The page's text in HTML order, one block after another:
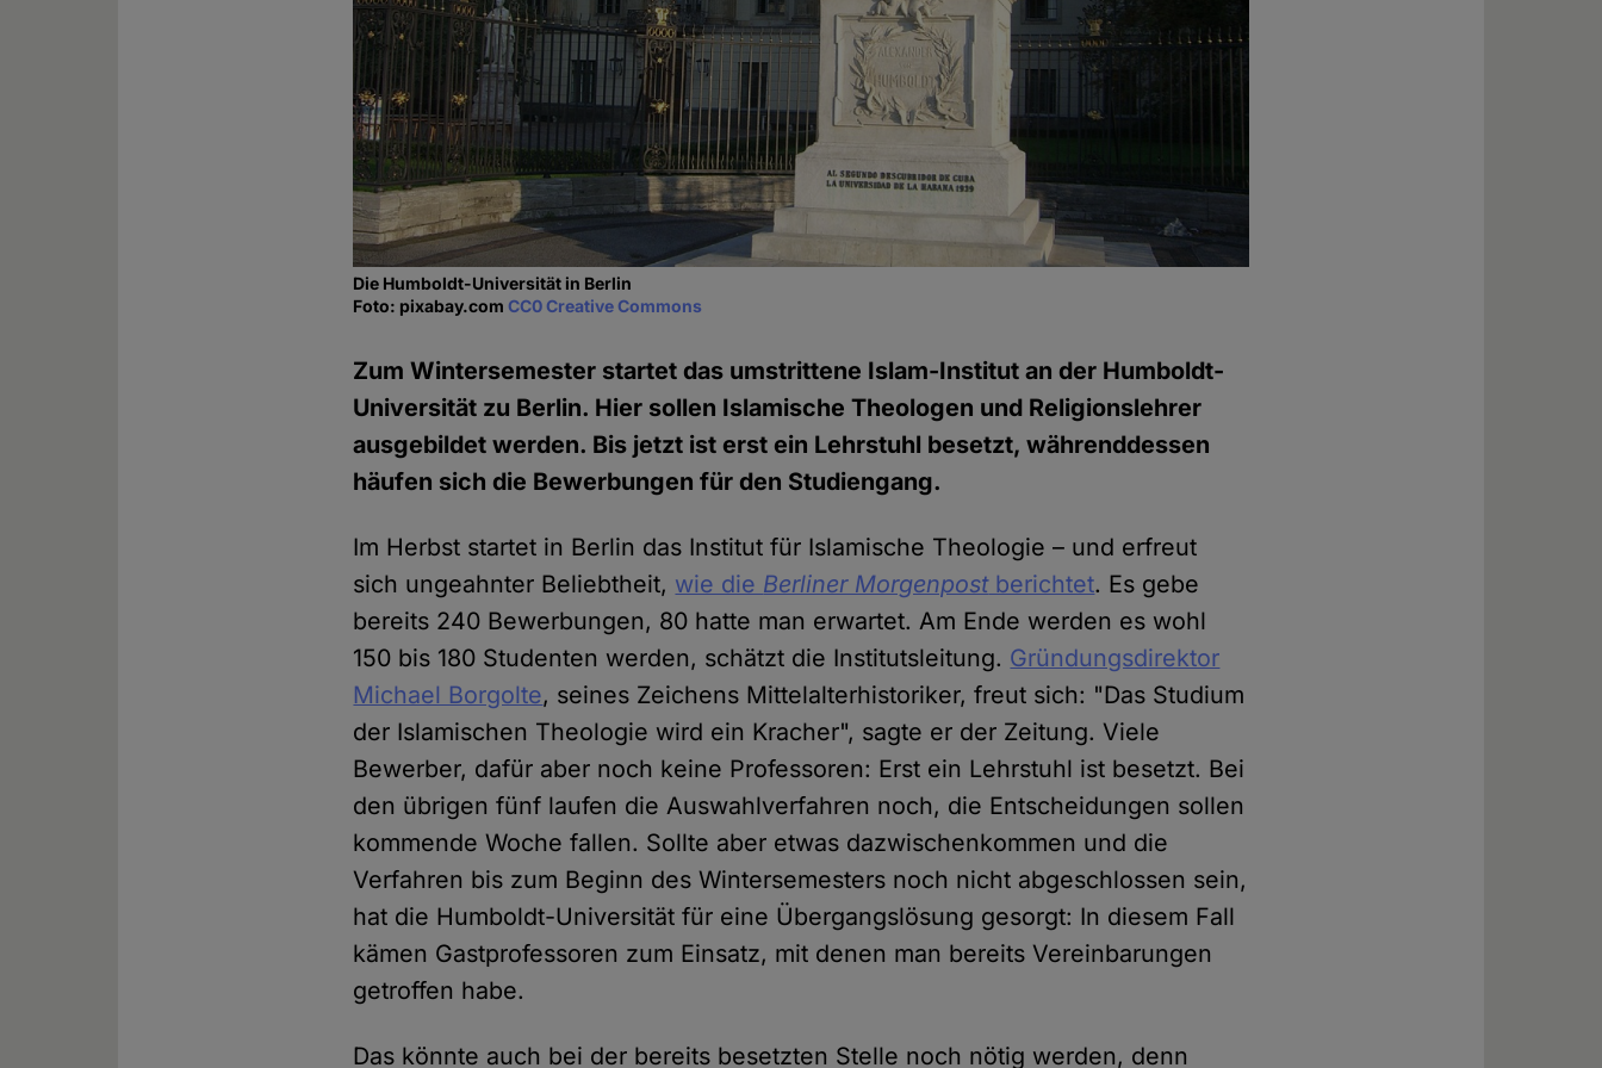
Die Humboldt-Universität in Berlin
Foto: pixabay.comCC0 Creative Commons
Zum Wintersemester startet das umstrittene Islam-Institut an der Humboldt-
Universität zu Berlin. Hier sollen Islamische Theologen und Religionslehrer
ausgebildet werden. Bis jetzt ist erst ein Lehrstuhl besetzt, währenddessen
häufen sich die Bewerbungen für den Studiengang.
Im Herbst startet in Berlin das Institut für Islamische Theologie – und erfreut
sich ungeahnter Beliebtheit, wie die Berliner Morgenpostberichtet. Es gebe
bereits 240 Bewerbungen, 80 hatte man erwartet. Am Ende werden es wohl
150 bis 180 Studenten werden, schätzt die Institutsleitung. Gründungsdirektor
Michael Borgolte, seines Zeichens Mittelalterhistoriker, freut sich: "Das Studium
der Islamischen Theologie wird ein Kracher", sagte er der Zeitung. Viele
Bewerber, dafür aber noch keine Professoren: Erst ein Lehrstuhl ist besetzt. Bei
den übrigen fünf laufen die Auswahlverfahren noch, die Entscheidungen sollen
kommende Woche fallen. Sollte aber etwas dazwischenkommen und die
Verfahren bis zum Beginn des Wintersemesters noch nicht abgeschlossen sein,
hat die Humboldt-Universität für eine Übergangslösung gesorgt: In diesem Fall
kämen Gastprofessoren zum Einsatz, mit denen man bereits Vereinbarungen
getroffen habe.
Das könnte auch bei der bereits besetzten Stelle noch nötig werden, denn